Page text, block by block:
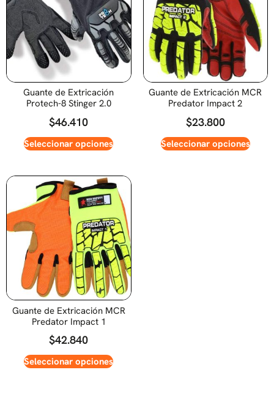
Guante de Extricación
Protech-8 Stinger 2.0
$46.410
Seleccionar opciones
Guante de Extricación MCR
Predator Impact 2
$23.800
Seleccionar opciones
Guante de Extricación MCR
Predator Impact 1
$42.840
Seleccionar opciones